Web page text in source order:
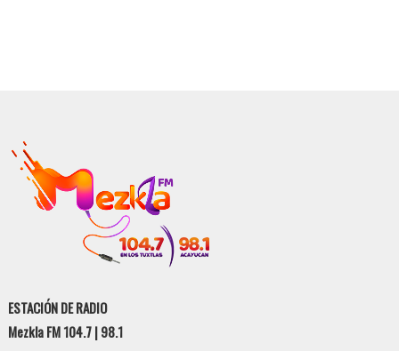
ESTACIÓN DE RADIO
Mezkla FM 104.7 | 98.1